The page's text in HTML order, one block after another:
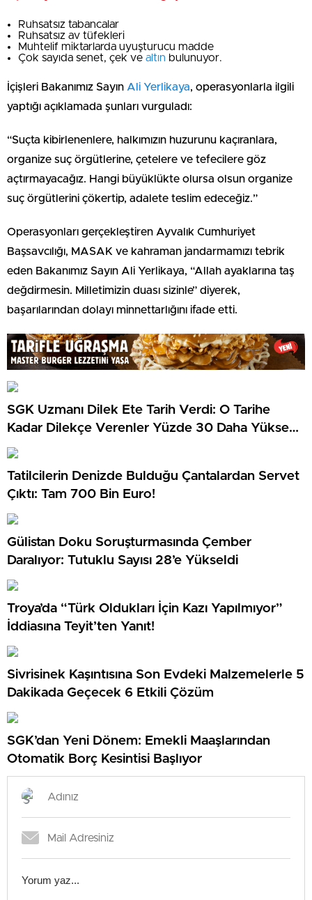
Ruhsatsız tabancalar
Ruhsatsız av tüfekleri
Muhtelif miktarlarda uyuşturucu madde
Çok sayıda senet, çek ve altın bulunuyor.
İçişleri Bakanımız Sayın Ali Yerlikaya, operasyonlarla ilgili
yaptığı açıklamada şunları vurguladı:
“Suçta kibirlenenlere, halkımızın huzurunu kaçıranlara,
organize suç örgütlerine, çetelere ve tefecilere göz
açtırmayacağız. Hangi büyüklükte olursa olsun organize
suç örgütlerini çökertip, adalete teslim edeceğiz.”
Operasyonları gerçekleştiren Ayvalık Cumhuriyet
Başsavcılığı, MASAK ve kahraman jandarmamızı tebrik
eden Bakanımız Sayın Ali Yerlikaya, “Allah ayaklarına taş
değdirmesin. Milletimizin duası sizinle” diyerek,
başarılarından dolayı minnettarlığını ifade etti.
SGK Uzmanı Dilek Ete Tarih Verdi: O Tarihe
Kadar Dilekçe Verenler Yüzde 30 Daha Yüksek
Maaş Alacak!
Tatilcilerin Denizde Bulduğu Çantalardan Servet
Çıktı: Tam 700 Bin Euro!
Gülistan Doku Soruşturmasında Çember
Daralıyor: Tutuklu Sayısı 28’e Yükseldi
Troya’da “Türk Oldukları İçin Kazı Yapılmıyor”
İddiasına Teyit’ten Yanıt!
Sivrisinek Kaşıntısına Son Evdeki Malzemelerle 5
Dakikada Geçecek 6 Etkili Çözüm
SGK’dan Yeni Dönem: Emekli Maaşlarından
Otomatik Borç Kesintisi Başlıyor